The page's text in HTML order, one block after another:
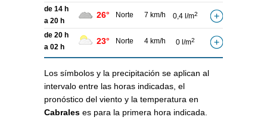
de 14 h
a 20 h
26° Norte 7 km/h 0,4 l/m2
de 20 h
a 02 h
23° Norte 4 km/h 0 l/m2
Los símbolos y la precipitación se aplican al
intervalo entre las horas indicadas, el
pronóstico del viento y la temperatura en
Cabrales es para la primera hora indicada.